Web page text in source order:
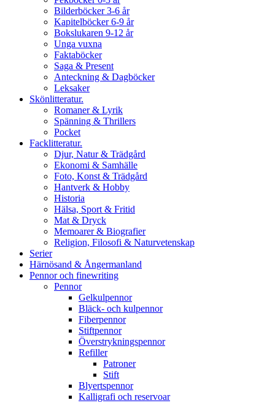
Bilderböcker 3-6 år
Kapitelböcker 6-9 år
Bokslukaren 9-12 år
Unga vuxna
Faktaböcker
Saga & Present
Anteckning & Dagböcker
Leksaker
Skönlitteratur.
Romaner & Lyrik
Spänning & Thrillers
Pocket
Facklitteratur.
Djur, Natur & Trädgård
Ekonomi & Samhälle
Foto, Konst & Trädgård
Hantverk & Hobby
Historia
Hälsa, Sport & Fritid
Mat & Dryck
Memoarer & Biografier
Religion, Filosofi & Naturvetenskap
Serier
Härnösand & Ångermanland
Pennor och finewriting
Pennor
Gelkulpennor
Bläck- och kulpennor
Fiberpennor
Stiftpennor
Överstrykningspennor
Refiller
Patroner
Stift
Blyertspennor
Kalligrafi och reservoar